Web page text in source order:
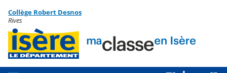
Menu de la rubrique
Contenu
Collège Robert Desnos
Rives